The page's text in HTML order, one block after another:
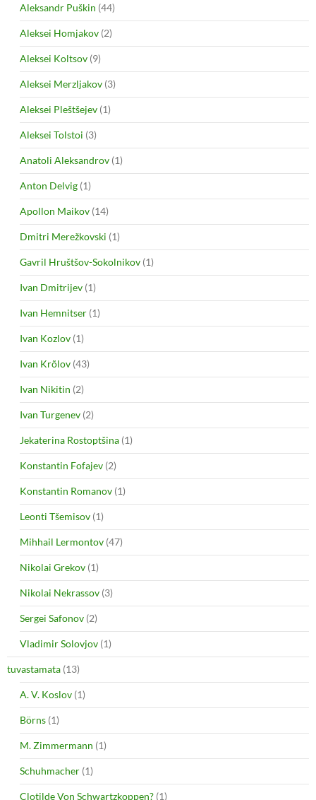
Aleksandr Puškin (44)
Aleksei Homjakov (2)
Aleksei Koltsov (9)
Aleksei Merzljakov (3)
Aleksei Pleštšejev (1)
Aleksei Tolstoi (3)
Anatoli Aleksandrov (1)
Anton Delvig (1)
Apollon Maikov (14)
Dmitri Merežkovski (1)
Gavril Hruštšov-Sokolnikov (1)
Ivan Dmitrijev (1)
Ivan Hemnitser (1)
Ivan Kozlov (1)
Ivan Krõlov (43)
Ivan Nikitin (2)
Ivan Turgenev (2)
Jekaterina Rostoptšina (1)
Konstantin Fofajev (2)
Konstantin Romanov (1)
Leonti Tšemisov (1)
Mihhail Lermontov (47)
Nikolai Grekov (1)
Nikolai Nekrassov (3)
Sergei Safonov (2)
Vladimir Solovjov (1)
tuvastamata (13)
A. V. Koslov (1)
Börns (1)
M. Zimmermann (1)
Schuhmacher (1)
Clotilde Von Schwartzkoppen? (1)